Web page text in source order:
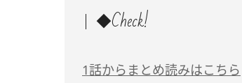
◆Check!
1話からまとめ読みはこちら